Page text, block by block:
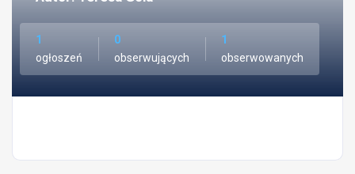
1
ogłoszeń
0
obserwujących
1
obserwowanych